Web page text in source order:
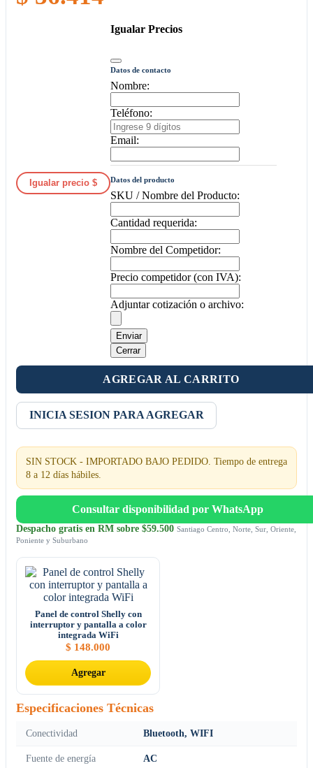
Igualar precio $
Igualar Precios
Datos de contacto
Nombre:
Teléfono:
Email:
Datos del producto
SKU / Nombre del Producto:
Cantidad requerida:
Nombre del Competidor:
Precio competidor (con IVA):
Adjuntar cotización o archivo:
Enviar
Cerrar
AGREGAR AL CARRITO
INICIA SESION PARA AGREGAR
SIN STOCK - IMPORTADO BAJO PEDIDO. Tiempo de entrega
8 a 12 días hábiles.
Consultar disponibilidad por WhatsApp
Despacho gratis en RM sobre $59.500 Santiago Centro, Norte, Sur, Oriente,
Poniente y Suburbano
Panel de control Shelly con
interruptor y pantalla a color
integrada WiFi
$ 148.000
Agregar
Especificaciones Técnicas
Conectividad Bluetooth, WIFI
Fuente de energía AC